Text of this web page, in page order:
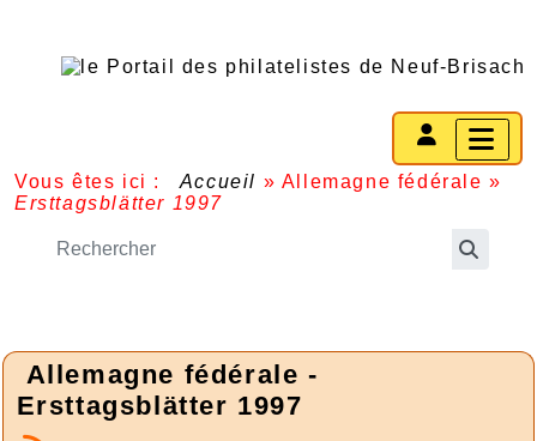
Vous êtes ici : Accueil » Allemagne fédérale »
Ersttagsblätter 1997
Allemagne fédérale -
Ersttagsblätter 1997